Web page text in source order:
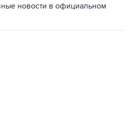
новости в официальном